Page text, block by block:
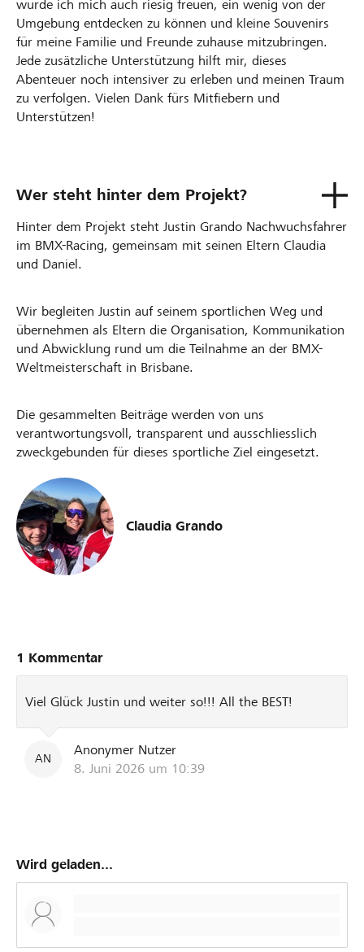
würde ich mich auch riesig freuen, ein wenig von der
Umgebung entdecken zu können und kleine Souvenirs
für meine Familie und Freunde zuhause mitzubringen.
Jede zusätzliche Unterstützung hilft mir, dieses
Abenteuer noch intensiver zu erleben und meinen Traum
zu verfolgen. Vielen Dank fürs Mitfiebern und
Unterstützen!
Wer steht hinter dem Projekt?
Hinter dem Projekt steht Justin Grando Nachwuchsfahrer
im BMX-Racing, gemeinsam mit seinen Eltern Claudia
und Daniel.
Wir begleiten Justin auf seinem sportlichen Weg und
übernehmen als Eltern die Organisation, Kommunikation
und Abwicklung rund um die Teilnahme an der BMX-
Weltmeisterschaft in Brisbane.
Die gesammelten Beiträge werden von uns
verantwortungsvoll, transparent und ausschliesslich
zweckgebunden für dieses sportliche Ziel eingesetzt.
Claudia Grando
1 Kommentar
Viel Glück Justin und weiter so!!! All the BEST!
AN
Anonymer Nutzer
8. Juni 2026 um 10:39
Wird geladen...